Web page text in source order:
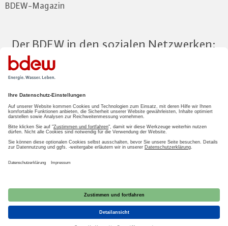
BDEW-Magazin
Der BDEW in den sozialen Netzwerken:
Zum Mitgliederbereich
LOGIN
2026 BDEW
Impressum|Datenschutz